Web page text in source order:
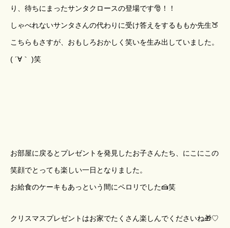
り、待ちにまったサンタクロースの登場です🎅！！
しゃべれないサンタさんの代わりに受け答えをするももか先生🍑
こちらもさすが、おもしろおかしく笑いを生み出していました。
( ´∀｀ )笑
お部屋に戻るとプレゼントを発見したお子さんたち、にこにこの
笑顔でとっても楽しい一日となりました。
お給食のケーキもあっという間にペロリでした🍰笑
クリスマスプレゼントはお家でたくさん楽しんでくださいね🎁♡